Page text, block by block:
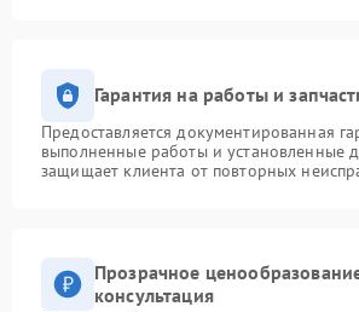
Гарантия на работы и
Предоставляется документированная
выполненные работы и установленные
защищает клиента от повторных
Прозрачное
консультация